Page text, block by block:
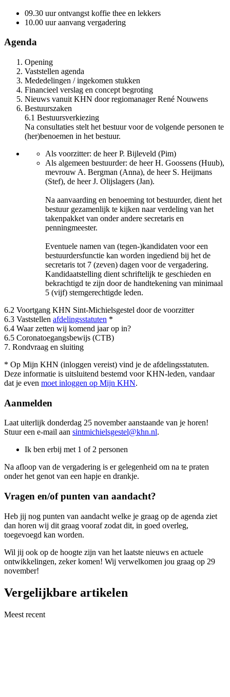
09.30 uur ontvangst koffie thee en lekkers
10.00 uur aanvang vergadering
Agenda
Opening
Vaststellen agenda
Mededelingen / ingekomen stukken
Financieel verslag en concept begroting
Nieuws vanuit KHN door regiomanager René Nouwens
Bestuurszaken
6.1 Bestuursverkiezing
Na consultaties stelt het bestuur voor de volgende personen te
(her)benoemen in het bestuur.
Als voorzitter: de heer P. Bijleveld (Pim)
Als algemeen bestuurder: de heer H. Goossens (Huub),
mevrouw A. Bergman (Anna), de heer S. Heijmans
(Stef), de heer J. Olijslagers (Jan).
Na aanvaarding en benoeming tot bestuurder, dient het
bestuur gezamenlijk te kijken naar verdeling van het
takenpakket van onder andere secretaris en
penningmeester.
Eventuele namen van (tegen-)kandidaten voor een
bestuurdersfunctie kan worden ingediend bij het de
secretaris tot 7 (zeven) dagen voor de vergadering.
Kandidaatstelling dient schriftelijk te geschieden en
bekrachtigd te zijn door de handtekening van minimaal
5 (vijf) stemgerechtigde leden.
6.2 Voortgang KHN Sint-Michielsgestel door de voorzitter
6.3 Vaststellen afdelingsstatuten *
6.4 Waar zetten wij komend jaar op in?
6.5 Coronatoegangsbewijs (CTB)
7. Rondvraag en sluiting
* Op Mijn KHN (inloggen vereist) vind je de afdelingsstatuten.
Deze informatie is uitsluitend bestemd voor KHN-leden, vandaar
dat je even moet inloggen op Mijn KHN.
Aanmelden
Laat uiterlijk donderdag 25 november aanstaande van je horen!
Stuur een e-mail aan sintmichielsgestel@khn.nl.
Ik ben erbij met 1 of 2 personen
Na afloop van de vergadering is er gelegenheid om na te praten
onder het genot van een hapje en drankje.
Vragen en/of punten van aandacht?
Heb jij nog punten van aandacht welke je graag op de agenda ziet
dan horen wij dit graag vooraf zodat dit, in goed overleg,
toegevoegd kan worden.
Wil jij ook op de hoogte zijn van het laatste nieuws en actuele
ontwikkelingen, zeker komen! Wij verwelkomen jou graag op 29
november!
Vergelijkbare artikelen
Meest recent